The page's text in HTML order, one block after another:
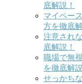
底解説！
マイペー
方を徹底
注意され
底解説！
職場で無
を徹底解説
せっかち